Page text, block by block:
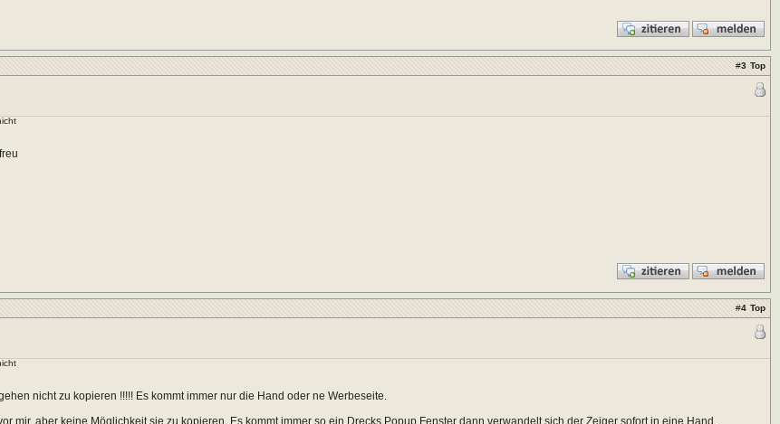
#3 Top
#4 Top
nicht zu kopieren !!!!! Es kommt immer nur die Hand oder ne Werbeseite.